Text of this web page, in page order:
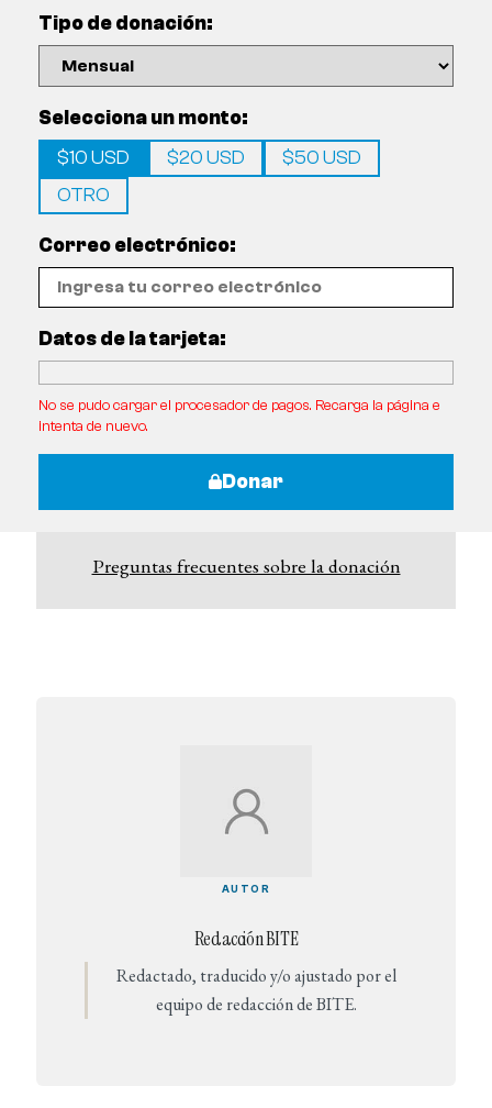
Tipo de donación:
Selecciona un monto:
$10 USD
$20 USD
$50 USD
OTRO
Correo electrónico:
Datos de la tarjeta:
No se pudo cargar el procesador de pagos. Recarga la página e
intenta de nuevo.
Donar
Preguntas frecuentes sobre la donación
AUTOR
Redacción BITE
Redactado, traducido y/o ajustado por el
equipo de redacción de BITE.